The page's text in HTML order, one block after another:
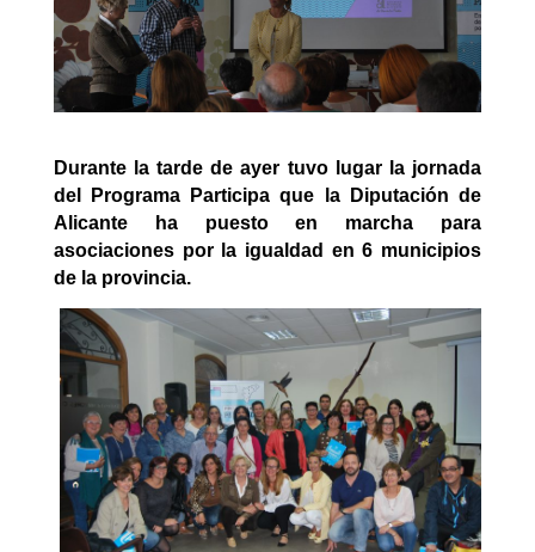
Durante la tarde de ayer tuvo lugar la jornada
del Programa Participa que la Diputación de
Alicante ha puesto en marcha para
asociaciones por la igualdad en 6 municipios
de la provincia.